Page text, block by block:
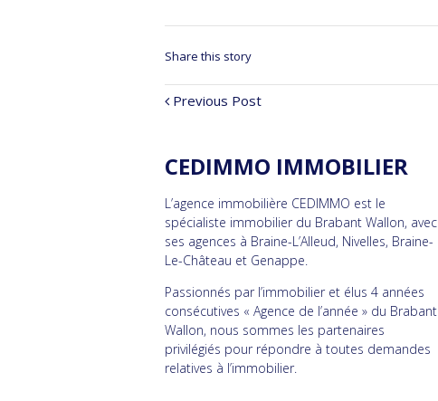
Share this story
Previous Post
CEDIMMO IMMOBILIER
L’agence immobilière CEDIMMO est le
spécialiste immobilier du Brabant Wallon, avec
ses agences à Braine-L’Alleud, Nivelles, Braine-
Le-Château et Genappe.
Passionnés par l’immobilier et élus 4 années
consécutives « Agence de l’année » du Brabant
Wallon, nous sommes les partenaires
privilégiés pour répondre à toutes demandes
relatives à l’immobilier.